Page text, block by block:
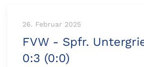
26. Februar 2025
FVW - Spfr.
0:3 (0:0)